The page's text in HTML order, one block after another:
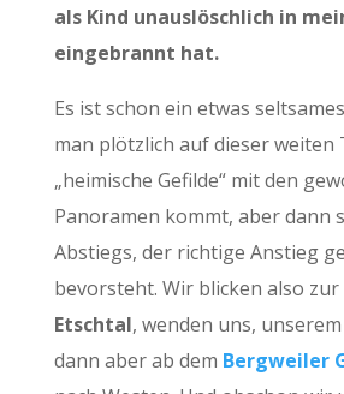
als Kind unauslöschlich in
eingebrannt hat.
Es ist schon ein etwas
man plötzlich auf dieser weiten
„heimische Gefilde“ mit den
Panoramen kommt, aber dann
Abstiegs, der richtige Anstieg
bevorsteht. Wir blicken also
Etschtal, wenden uns,
dann aber ab dem Bergweiler